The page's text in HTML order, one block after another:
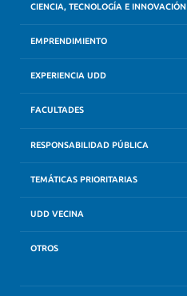
CIENCIA, TECNOLOGÍA E INNOVACIÓN
EMPRENDIMIENTO
EXPERIENCIA UDD
FACULTADES
RESPONSABILIDAD PÚBLICA
TEMÁTICAS PRIORITARIAS
UDD VECINA
OTROS